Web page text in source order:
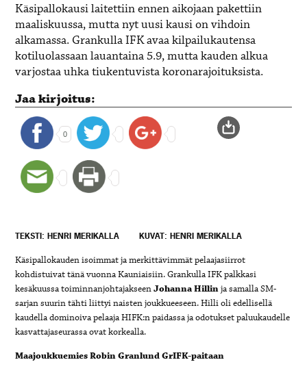
Käsipallokausi laitettiin ennen aikojaan pakettiin
maaliskuussa, mutta nyt uusi kausi on vihdoin
alkamassa. Grankulla IFK avaa kilpailukautensa
kotiluolassaan lauantaina 5.9, mutta kauden alkua
varjostaa uhka tiukentuvista koronarajoituksista.
Jaa kirjoitus:
0
TEKSTI: HENRI MERIKALLA KUVAT: HENRI MERIKALLA
Käsipallokauden isoimmat ja merkittävimmät pelaajasiirrot
kohdistuivat tänä vuonna Kauniaisiin. Grankulla IFK palkkasi
kesäkuussa toiminnanjohtajakseenJohanna Hillinja samalla SM-
sarjan suurin tähti liittyi naisten joukkueeseen. Hilli oli edellisellä
kaudella dominoiva pelaaja HIFK:n paidassa ja odotukset paluukaudelle
kasvattajaseurassa ovat korkealla.
Maajoukkuemies Robin Granlund GrIFK-paitaan